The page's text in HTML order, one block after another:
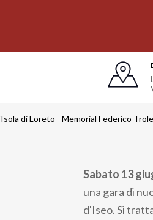
di Loreto - Memorial Federico
Sabato 13
una gara di
d'Iseo. Si